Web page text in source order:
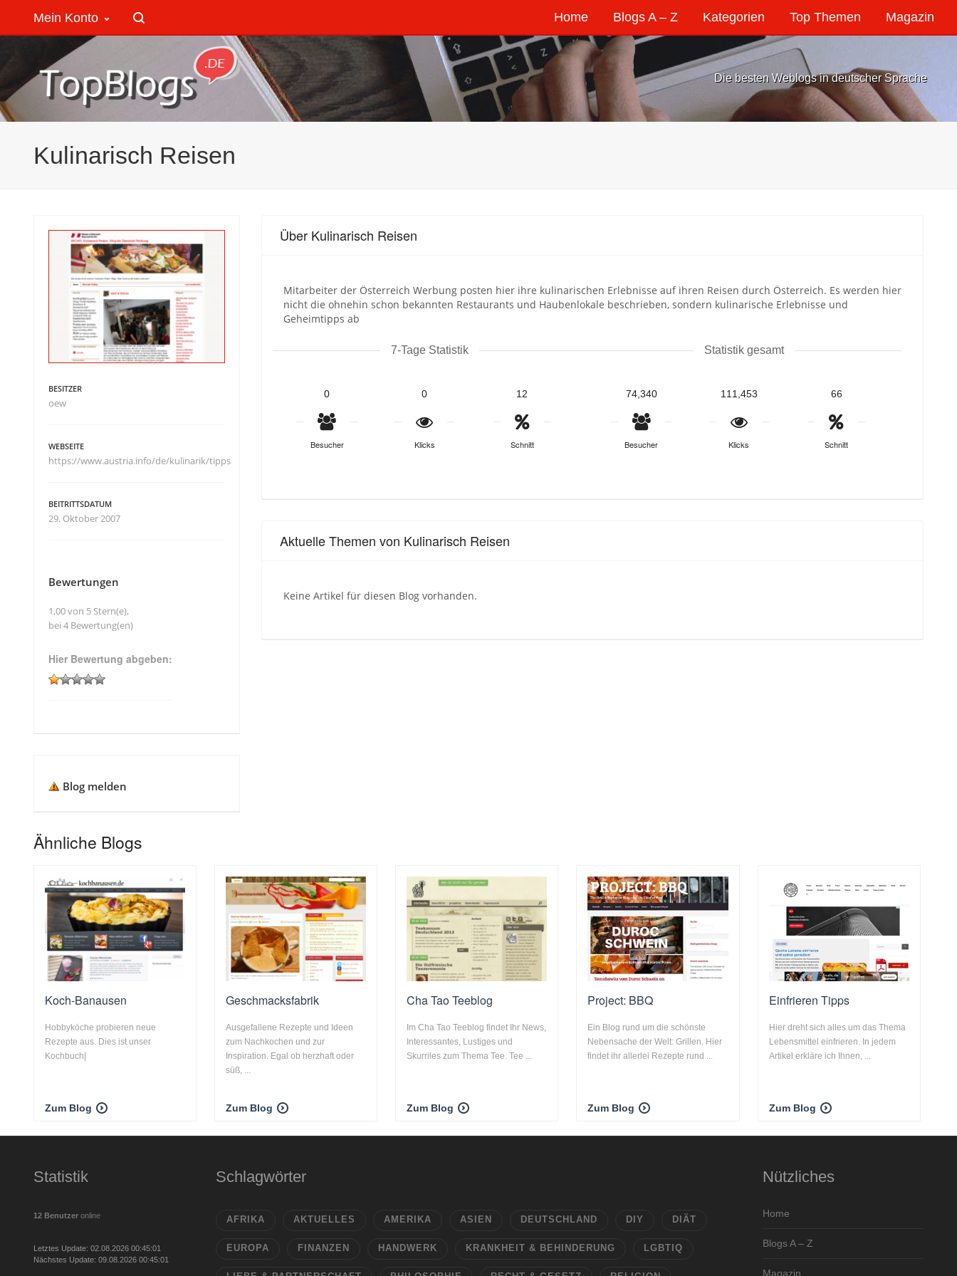
Home Blogs A – Z Kategorien Top Themen Magazin
Mein Konto
Die besten Weblogs in deutscher Sprache
Kulinarisch Reisen
Über Kulinarisch Reisen
Mitarbeiter der Österreich Werbung posten hier ihre kulinarischen Erlebnisse auf ihren Reisen durch Österreich. Es werden hier
nicht die ohnehin schon bekannten Restaurants und Haubenlokale beschrieben, sondern kulinarische Erlebnisse und
Geheimtipps ab
7-Tage Statistik
0
Besucher
0
Klicks
12
Schnitt
Statistik gesamt
74,340
Besucher
111,453
Klicks
66
Schnitt
Aktuelle Themen von Kulinarisch Reisen
Keine Artikel für diesen Blog vorhanden.
BESITZER
oew
WEBSEITE
https://www.austria.info/de/kulinarik/tipps
BEITRITTSDATUM
29. Oktober 2007
Bewertungen
1,00 von 5 Stern(e),
bei 4 Bewertung(en)
Hier Bewertung abgeben:
Blog melden
Ähnliche Blogs
Koch-Banausen
Hobbyköche probieren neue
Rezepte aus. Dies ist unser
Kochbuch|
Zum Blog
Geschmacksfabrik
Ausgefallene Rezepte und Ideen
zum Nachkochen und zur
Inspiration. Egal ob herzhaft oder
süß, ...
Zum Blog
Cha Tao Teeblog
Im Cha Tao Teeblog findet Ihr News,
Interessantes, Lustiges und
Skurriles zum Thema Tee. Tee ...
Zum Blog
Project: BBQ
Ein Blog rund um die schönste
Nebensache der Welt: Grillen. Hier
findet ihr allerlei Rezepte rund ...
Zum Blog
Einfrieren Tipps
Hier dreht sich alles um das Thema
Lebensmittel einfrieren. In jedem
Artikel erkläre ich Ihnen, ...
Zum Blog
Statistik
12 Benutzer online
Letztes Update: 02.08.2026 00:45:01
Nächstes Update: 09.08.2026 00:45:01
Schlagwörter
AFRIKA AKTUELLES AMERIKA ASIEN DEUTSCHLAND DIY DIÄT
EUROPA FINANZEN HANDWERK KRANKHEIT & BEHINDERUNG LGBTIQ
Nützliches
Home
Blogs A – Z
Magazin